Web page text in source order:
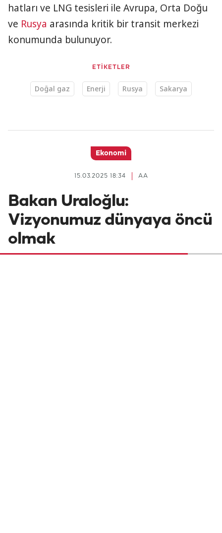
hatları ve LNG tesisleri ile Avrupa, Orta Doğu
ve Rusya arasında kritik bir transit merkezi
konumunda bulunuyor.
ETİKETLER
Doğal gaz Enerji Rusya Sakarya
Ekonomi
AA
15.03.2025 18:34
Bakan Uraloğlu:
Vizyonumuz dünyaya öncü
olmak